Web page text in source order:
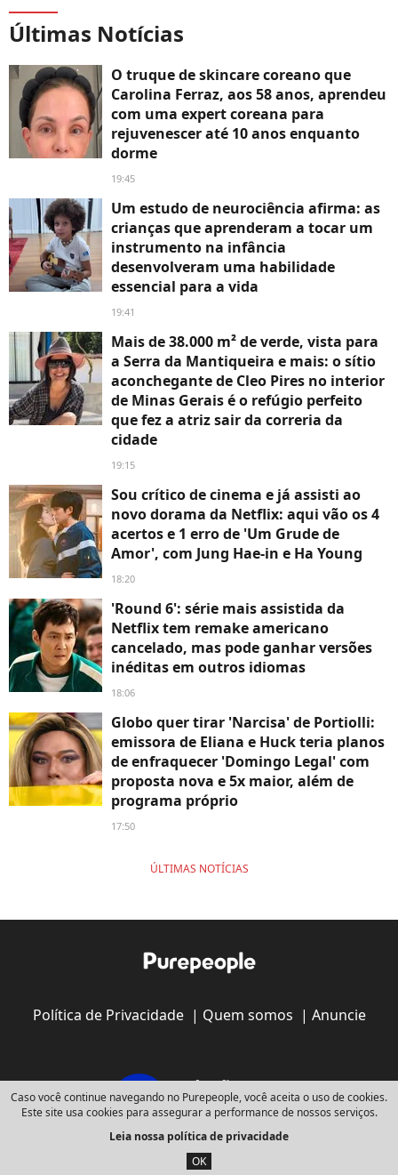
Últimas Notícias
O truque de skincare coreano que
Carolina Ferraz, aos 58 anos, aprendeu
com uma expert coreana para
rejuvenescer até 10 anos enquanto
dorme
19:45
Um estudo de neurociência afirma: as
crianças que aprenderam a tocar um
instrumento na infância
desenvolveram uma habilidade
essencial para a vida
19:41
Mais de 38.000 m² de verde, vista para
a Serra da Mantiqueira e mais: o sítio
aconchegante de Cleo Pires no interior
de Minas Gerais é o refúgio perfeito
que fez a atriz sair da correria da
cidade
19:15
Sou crítico de cinema e já assisti ao
novo dorama da Netflix: aqui vão os 4
acertos e 1 erro de 'Um Grude de
Amor', com Jung Hae-in e Ha Young
18:20
'Round 6': série mais assistida da
Netflix tem remake americano
cancelado, mas pode ganhar versões
inéditas em outros idiomas
18:06
Globo quer tirar 'Narcisa' de Portiolli:
emissora de Eliana e Huck teria planos
de enfraquecer 'Domingo Legal' com
proposta nova e 5x maior, além de
programa próprio
17:50
ÚLTIMAS NOTÍCIAS
Política de Privacidade| Quem somos | Anuncie
Copyright © 2008 - 2026
Webedia - Todos os direitos reservados
Caso você continue navegando no Purepeople, você aceita o uso de cookies.
Este site usa cookies para assegurar a performance de nossos serviços.
Leia nossa política de privacidade
OK